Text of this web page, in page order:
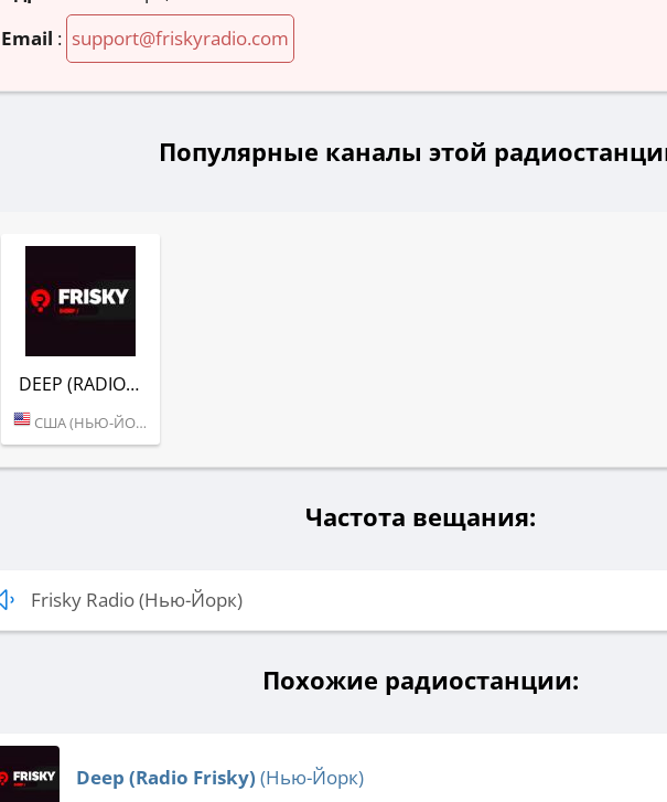
Email : support@friskyradio.com
Популярные каналы этой
DEEP (RADIO FRISKY)
США (НЬЮ-ЙОРК)
Частота вещания:
Frisky Radio (Нью-Йорк)
Похожие радиостанции:
Deep (Radio Frisky) (Нью-Йорк)